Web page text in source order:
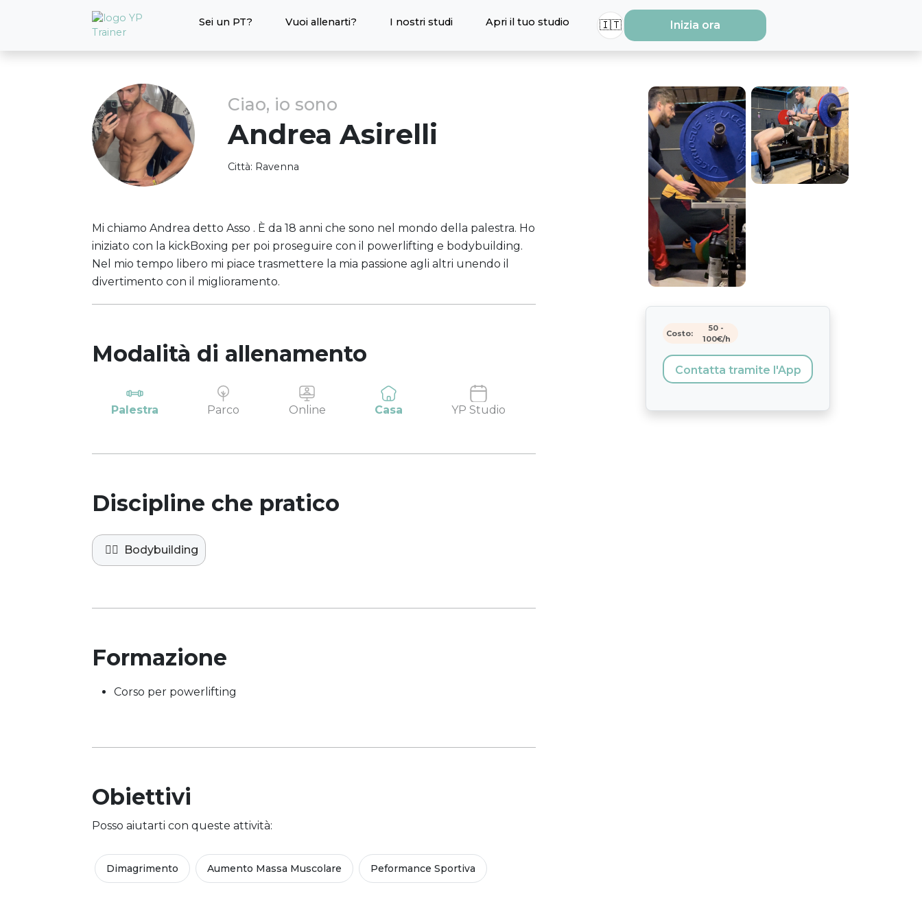
Sei un PT? Vuoi allenarti? I nostri studi Apri il tuo studio 🇮🇹 Inizia ora
Ciao, io sono
Andrea Asirelli
Città: Ravenna
Mi chiamo Andrea detto Asso . È da 18 anni che sono nel mondo della palestra. Ho
iniziato con la kickBoxing per poi proseguire con il powerlifting e bodybuilding.
Nel mio tempo libero mi piace trasmettere la mia passione agli altri unendo il
divertimento con il miglioramento.
Modalità di allenamento
Palestra Parco Online Casa YP Studio
Discipline che pratico
🏋️‍♀️ Bodybuilding
Formazione
Corso per powerlifting
Obiettivi
Posso aiutarti con queste attività:
Dimagrimento Aumento Massa Muscolare Peformance Sportiva
Costo:
50 -
100€/h
Contatta tramite l'App